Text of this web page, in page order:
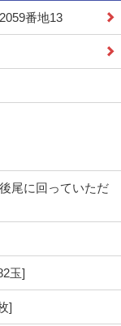
番地13
尾に回っていただ
玉]
]